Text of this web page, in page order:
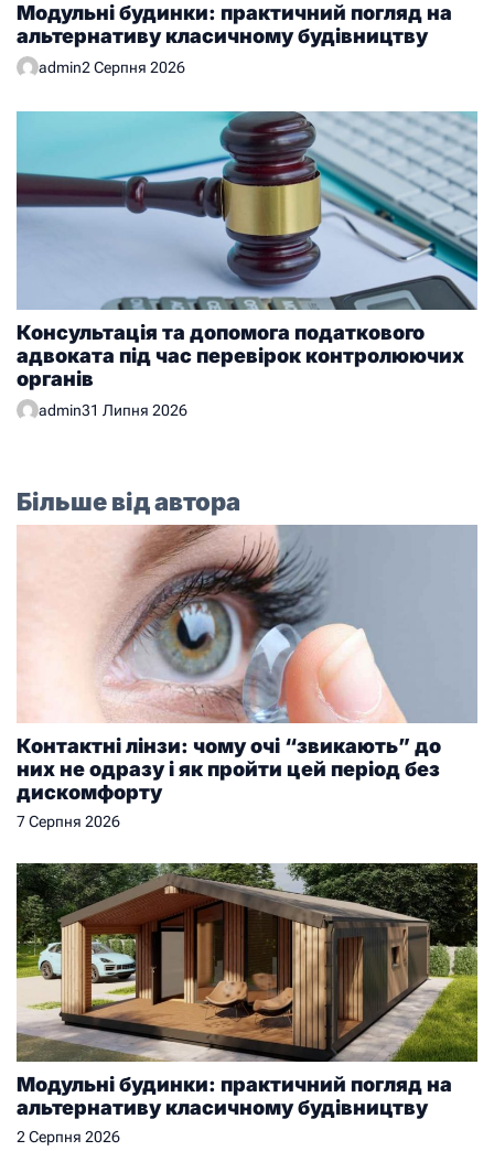
Модульні будинки: практичний погляд на
альтернативу класичному будівництву
admin2 Серпня 2026
Консультація та допомога податкового
адвоката під час перевірок контролюючих
органів
admin31 Липня 2026
Більше від автора
Контактні лінзи: чому очі “звикають” до
них не одразу і як пройти цей період без
дискомфорту
7 Серпня 2026
Модульні будинки: практичний погляд на
альтернативу класичному будівництву
2 Серпня 2026